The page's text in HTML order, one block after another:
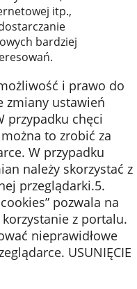
itp.,
bardziej
i prawo do
zmiany ustawień
przypadku chęci
to zrobić za
W przypadku
należy skorzystać z
przeglądarki.5.
pozwala na
z portalu.
nieprawidłowe
USUNIĘCIE